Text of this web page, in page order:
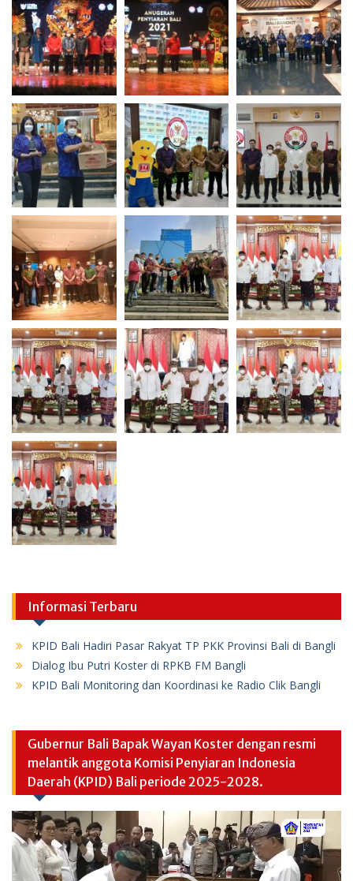
Informasi Terbaru
KPID Bali Hadiri Pasar Rakyat TP PKK Provinsi Bali di Bangli
Dialog Ibu Putri Koster di RPKB FM Bangli
KPID Bali Monitoring dan Koordinasi ke Radio Clik Bangli
Gubernur Bali Bapak Wayan Koster dengan resmi
melantik anggota Komisi Penyiaran Indonesia
Daerah (KPID) Bali periode 2025-2028.
Video
Player